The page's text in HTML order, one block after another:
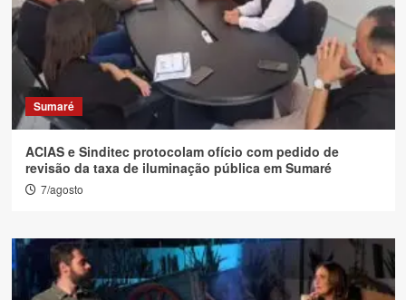
Sumaré
ACIAS e Sinditec protocolam ofício com pedido de
revisão da taxa de iluminação pública em Sumaré
7/agosto